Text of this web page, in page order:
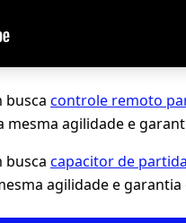
busca controle remoto
mesma agilidade e
busca capacitor de
agilidade e